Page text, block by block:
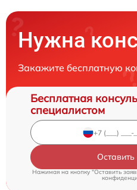
Нужна
Закажите бесплатную
Бесплатная
специалистом
Нажимая на кнопку "Оставить